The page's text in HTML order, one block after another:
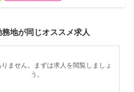
地が同じオススメ求人
ません。まずは求人を閲覧しましょ
う。